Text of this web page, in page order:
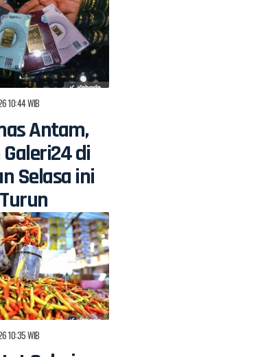
10:44 WIB
Antam,
Galeri24 di
Selasa ini
10:35 WIB